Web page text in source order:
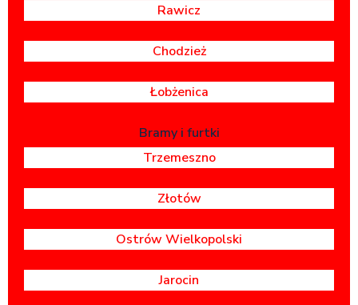
Rawicz
Chodzież
Łobżenica
Bramy i furtki
Trzemeszno
Złotów
Ostrów Wielkopolski
Jarocin